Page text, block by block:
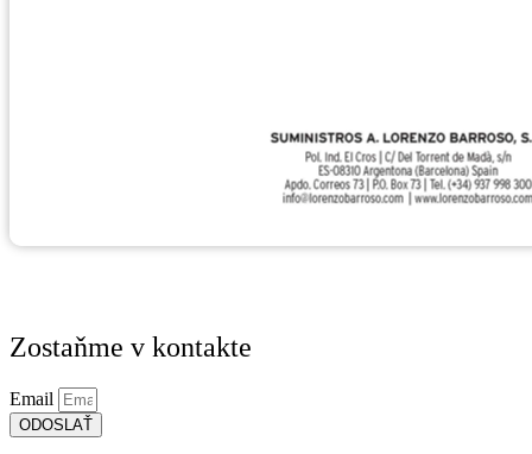
Zostaňme v kontakte
Email
ODOSLAŤ